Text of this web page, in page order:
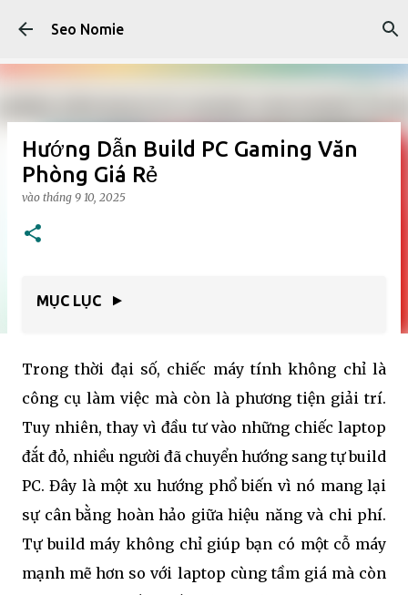
Chuyển đến nội dung chính
Seo Nomie
Hướng Dẫn Build PC Gaming Văn
Phòng Giá Rẻ
vào tháng 9 10, 2025
MỤC LỤC ▼
Trong thời đại số, chiếc máy tính không chỉ là
công cụ làm việc mà còn là phương tiện giải trí.
Tuy nhiên, thay vì đầu tư vào những chiếc laptop
đắt đỏ, nhiều người đã chuyển hướng sang tự build
PC. Đây là một xu hướng phổ biến vì nó mang lại
sự cân bằng hoàn hảo giữa hiệu năng và chi phí.
Tự build máy không chỉ giúp bạn có một cỗ máy
mạnh mẽ hơn so với laptop cùng tầm giá mà còn